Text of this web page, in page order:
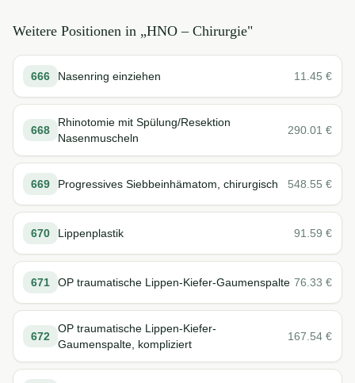
Weitere Positionen in „HNO – Chirurgie"
666 Nasenring einziehen 11.45 €
668
Rhinotomie mit Spülung/Resektion
Nasenmuscheln
290.01 €
669 Progressives Siebbeinhämatom, chirurgisch 548.55 €
670 Lippenplastik 91.59 €
671 OP traumatische Lippen-Kiefer-Gaumenspalte 76.33 €
672
OP traumatische Lippen-Kiefer-
Gaumenspalte, kompliziert
167.54 €